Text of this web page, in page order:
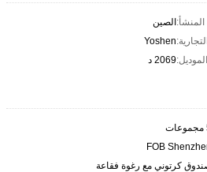
الصين
Yoshen
2069 د
FOB
كرتوني مع رغوة فقاعة